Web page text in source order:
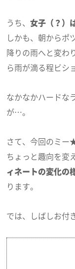
うち、女子（？）
しかも、朝から
降りの雨へと変わ
ら雨が滴る程ビシ
なかなかハードな
が…。
さて、今回のミー
ちょっと趣向を変
ィネートの変化の
ります。
では、しばしお付